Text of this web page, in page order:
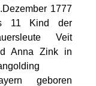
1777
11 Kind der
Veit
Anna Zink in
geboren